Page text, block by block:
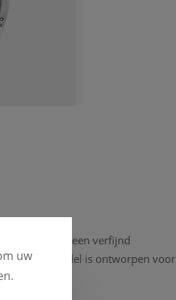
is een verfijnd
Dit model is ontworpen voor
uitstraling.
uw